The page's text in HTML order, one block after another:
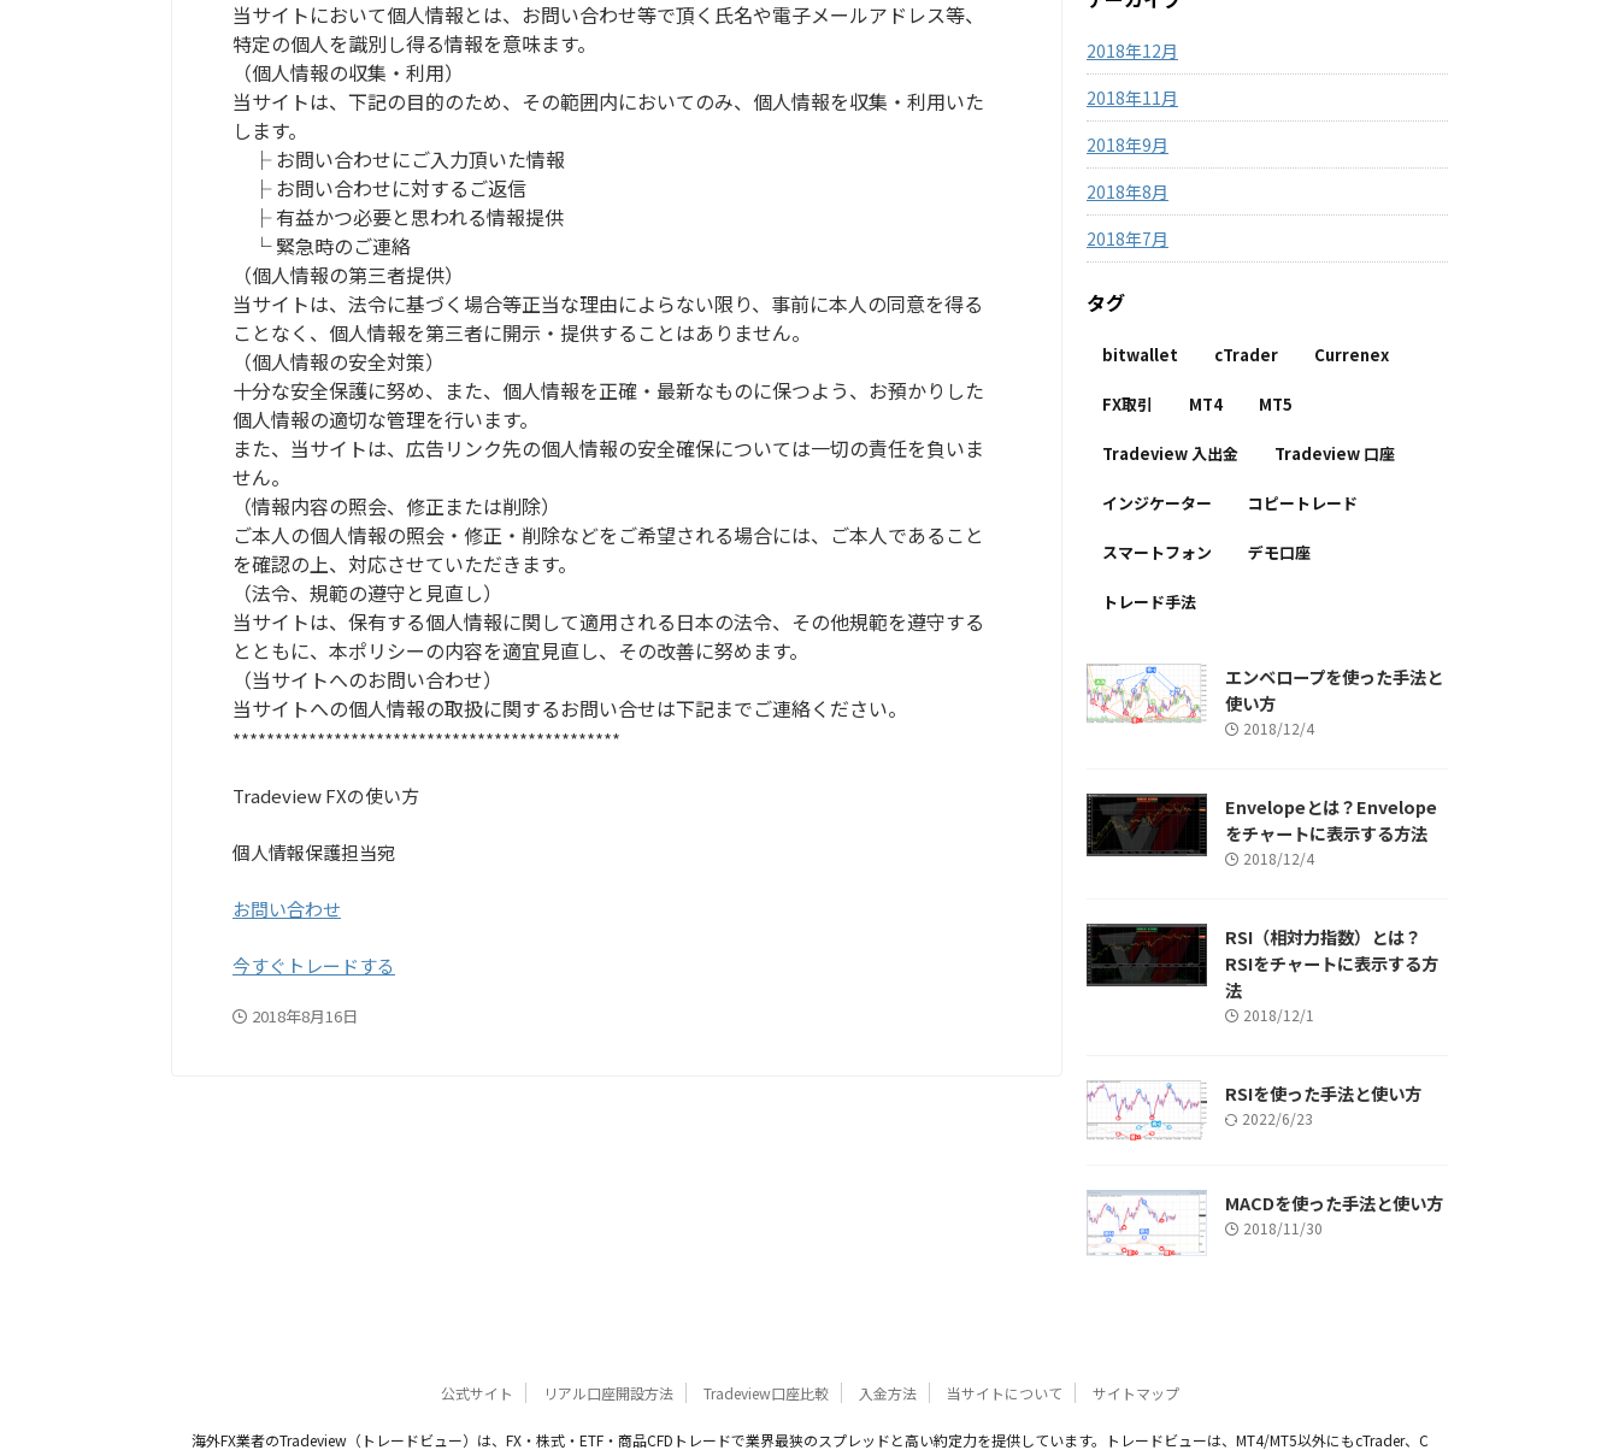
当サイトにおいて個人情報とは、お問い合わせ等で頂く氏名や電子メールアドレス等、
特定の個人を識別し得る情報を意味ます。
（個人情報の収集・利用）
当サイトは、下記の目的のため、その範囲内においてのみ、個人情報を収集・利用いた
します。
├ お問い合わせにご入力頂いた情報
├ お問い合わせに対するご返信
├ 有益かつ必要と思われる情報提供
└ 緊急時のご連絡
（個人情報の第三者提供）
当サイトは、法令に基づく場合等正当な理由によらない限り、事前に本人の同意を得る
ことなく、個人情報を第三者に開示・提供することはありません。
（個人情報の安全対策）
十分な安全保護に努め、また、個人情報を正確・最新なものに保つよう、お預かりした
個人情報の適切な管理を行います。
また、当サイトは、広告リンク先の個人情報の安全確保については一切の責任を負いま
せん。
（情報内容の照会、修正または削除）
ご本人の個人情報の照会・修正・削除などをご希望される場合には、ご本人であること
を確認の上、対応させていただきます。
（法令、規範の遵守と見直し）
当サイトは、保有する個人情報に関して適用される日本の法令、その他規範を遵守する
とともに、本ポリシーの内容を適宜見直し、その改善に努めます。
（当サイトへのお問い合わせ）
当サイトへの個人情報の取扱に関するお問い合せは下記までご連絡ください。
**********************************************
Tradeview FXの使い方
個人情報保護担当宛
お問い合わせ
今すぐトレードする
2018年8月16日
2018年12月
2018年11月
2018年9月
2018年8月
2018年7月
タグ
bitwallet cTrader Currenex
FX取引 MT4 MT5
Tradeview 入出金 Tradeview 口座
インジケーター コピートレード
スマートフォン デモ口座
トレード手法
エンベロープを使った手法と
使い方
2018/12/4
Envelopeとは？Envelope
をチャートに表示する方法
2018/12/4
RSI（相対力指数）とは？
RSIをチャートに表示する方
法
2018/12/1
RSIを使った手法と使い方
2022/6/23
MACDを使った手法と使い方
2018/11/30
公式サイト リアル口座開設方法 Tradeview口座比較 入金方法 当サイトについて サイトマップ
海外FX業者のTradeview（トレードビュー）は、FX・株式・ETF・商品CFDトレードで業界最狭のスプレッドと高い約定力を提供しています。トレードビューは、MT4/MT5以外にもcTrader、C